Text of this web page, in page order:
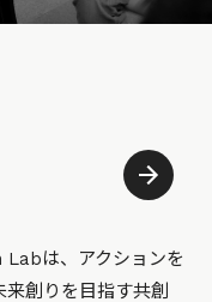
は、アクションを
創りを目指す共創